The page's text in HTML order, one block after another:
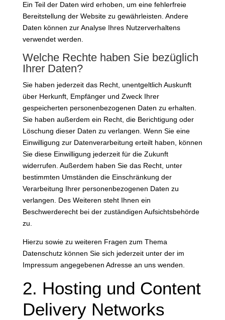
Ein Teil der Daten wird erhoben, um eine fehlerfreie
Bereitstellung der Website zu gewährleisten. Andere
Daten können zur Analyse Ihres Nutzerverhaltens
verwendet werden.
Welche Rechte haben Sie bezüglich
Ihrer Daten?
Sie haben jederzeit das Recht, unentgeltlich Auskunft
über Herkunft, Empfänger und Zweck Ihrer
gespeicherten personenbezogenen Daten zu erhalten.
Sie haben außerdem ein Recht, die Berichtigung oder
Löschung dieser Daten zu verlangen. Wenn Sie eine
Einwilligung zur Datenverarbeitung erteilt haben, können
Sie diese Einwilligung jederzeit für die Zukunft
widerrufen. Außerdem haben Sie das Recht, unter
bestimmten Umständen die Einschränkung der
Verarbeitung Ihrer personenbezogenen Daten zu
verlangen. Des Weiteren steht Ihnen ein
Beschwerderecht bei der zuständigen Aufsichtsbehörde
zu.
Hierzu sowie zu weiteren Fragen zum Thema
Datenschutz können Sie sich jederzeit unter der im
Impressum angegebenen Adresse an uns wenden.
2. Hosting und Content
Delivery Networks